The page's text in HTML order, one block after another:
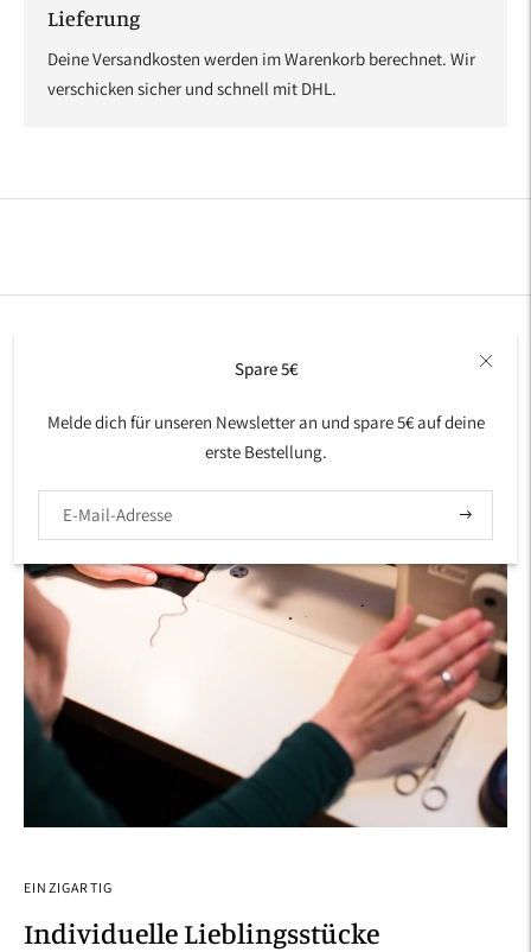
Spare 5€
Melde dich für unseren Newsletter an und spare 5€ auf deine
erste Bestellung.
Lieferung
Deine Versandkosten werden im Warenkorb berechnet. Wir
verschicken sicher und schnell mit DHL.
in
EINZIGARTIG
Individuelle Lieblingsstücke